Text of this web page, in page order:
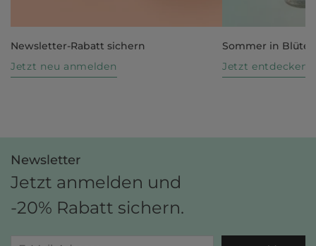
Newsletter-Rabatt sichern
Jetzt neu anmelden
Sommer in Blüte
Jetzt entdecken
Newsletter
Jetzt anmelden und
-20% Rabatt sichern.